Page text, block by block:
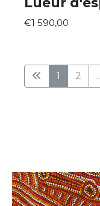
€1 590,00
1 2